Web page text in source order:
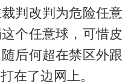
判改判为危险任意
个任意球，可惜皮
后何超在禁区外跟
在了边网上。